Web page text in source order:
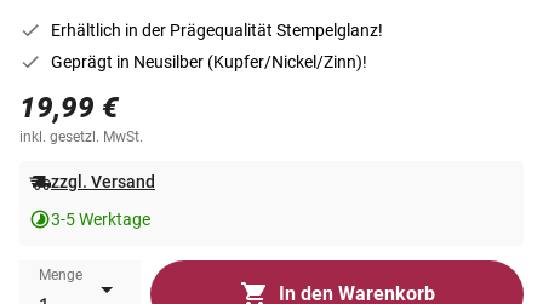
Erhältlich in der Prägequalität Stempelglanz!
Geprägt in Neusilber (Kupfer/Nickel/Zinn)!
19,99 €
inkl. gesetzl. MwSt.
zzgl. Versand
3-5 Werktage
Menge
In den Warenkorb